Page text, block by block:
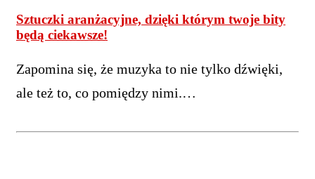
Sztuczki aranżacyjne, dzięki którym twoje bity
będą ciekawsze!
Zapomina się, że muzyka to nie tylko dźwięki,
ale też to, co pomiędzy nimi.…